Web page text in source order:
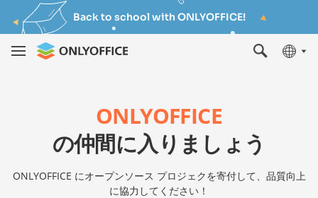
Back to school with ONLYOFFICE!
ONLYOFFICE
の仲間に入りましょう
ONLYOFFICE にオープンソース プロジェクを寄付して、品質向上
に協力してください！